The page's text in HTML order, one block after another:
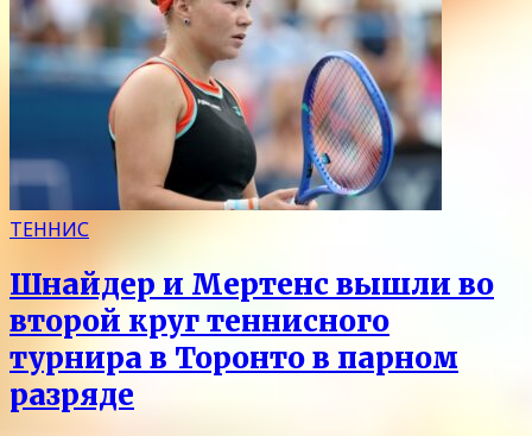
ТЕННИС
Шнайдер и Мертенс вышли во
второй круг теннисного
турнира в Торонто в парном
разряде